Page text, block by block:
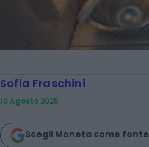
Sofia Fraschini
10 Agosto 2025
Scegli Moneta come